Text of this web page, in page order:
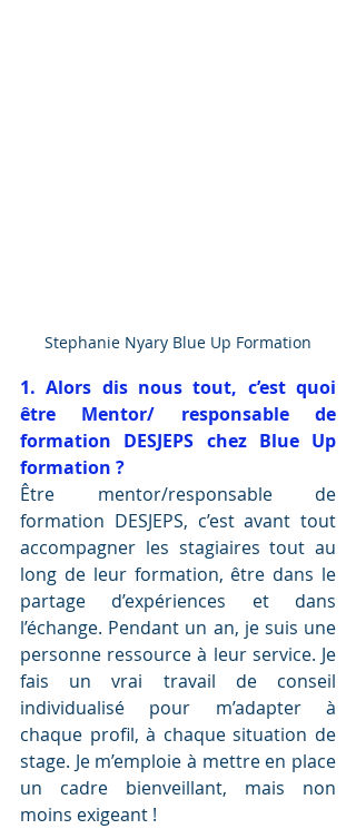
Stephanie Nyary Blue Up Formation
1. Alors dis nous tout, c’est quoi
être Mentor/ responsable de
formation DESJEPS chez Blue Up
formation ?
Être mentor/responsable de
formation DESJEPS, c’est avant tout
accompagner les stagiaires tout au
long de leur formation, être dans le
partage d’expériences et dans
l’échange. Pendant un an, je suis une
personne ressource à leur service. Je
fais un vrai travail de conseil
individualisé pour m’adapter à
chaque profil, à chaque situation de
stage. Je m’emploie à mettre en place
un cadre bienveillant, mais non
moins exigeant !